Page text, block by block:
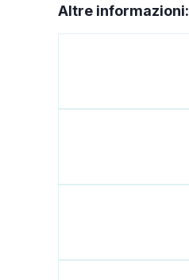
Altre informazioni: